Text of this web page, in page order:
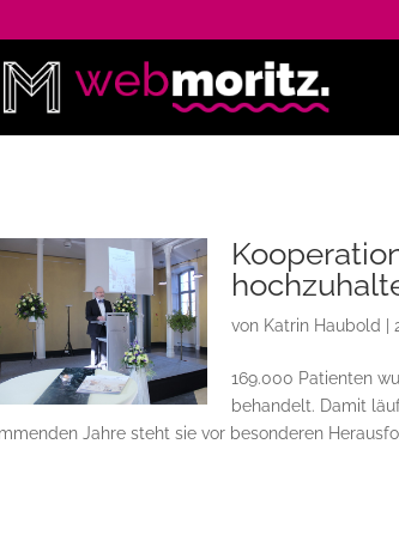
von Katrin Haubold
169.000 Patienten
behandelt. Damit
Jahre steht sie vor besonderen